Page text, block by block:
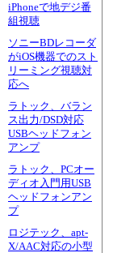
iPhoneで地デジ番
組視聴
ソニーBDレコーダ
がiOS機器でのスト
リーミング視聴対
応へ
ラトック、バラン
ス出力/DSD対応
USBヘッドフォン
アンプ
ラトック、PCオー
ディオ入門用USB
ヘッドフォンアン
プ
ロジテック、apt-
X/AAC対応の小型